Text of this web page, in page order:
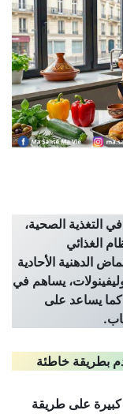
التغذية الصحية،
الغذائي
الدهنية الأحادية
يساهم في
كما يساعد على
.
بطريقة خاطئة
كبيرة على طريقة